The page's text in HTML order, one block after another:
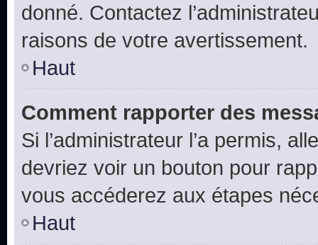
donné. Contactez
raisons de votre avertissement.
Haut
Comment rapporter des
Si l’administrateur l’a permis,
devriez voir un bouton pour
vous accéderez aux étapes
Haut